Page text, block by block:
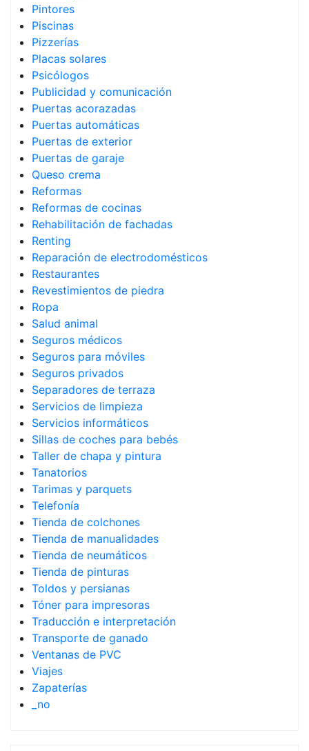
Pintores
Piscinas
Pizzerías
Placas solares
Psicólogos
Publicidad y comunicación
Puertas acorazadas
Puertas automáticas
Puertas de exterior
Puertas de garaje
Queso crema
Reformas
Reformas de cocinas
Rehabilitación de fachadas
Renting
Reparación de electrodomésticos
Restaurantes
Revestimientos de piedra
Ropa
Salud animal
Seguros médicos
Seguros para móviles
Seguros privados
Separadores de terraza
Servicios de limpieza
Servicios informáticos
Sillas de coches para bebés
Taller de chapa y pintura
Tanatorios
Tarimas y parquets
Telefonía
Tienda de colchones
Tienda de manualidades
Tienda de neumáticos
Tienda de pinturas
Toldos y persianas
Tóner para impresoras
Traducción e interpretación
Transporte de ganado
Ventanas de PVC
Viajes
Zapaterías
_no